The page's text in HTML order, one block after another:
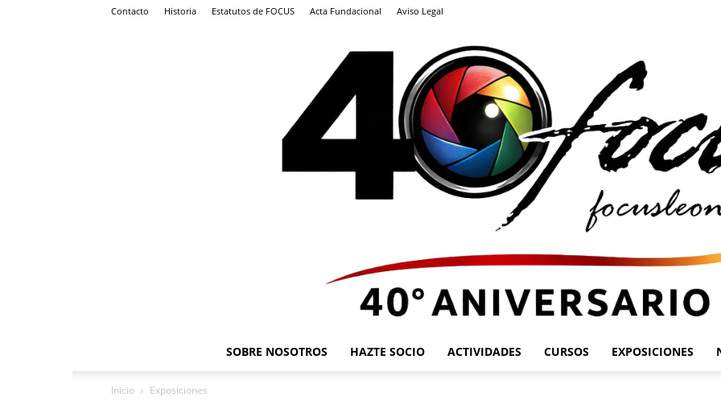
Contacto Historia Estatutos de FOCUS Acta Fundacional Aviso Legal
SOBRE NOSOTROS HAZTE SOCIO ACTIVIDADES CURSOS EXPOSICIONES
Inicio Exposiciones